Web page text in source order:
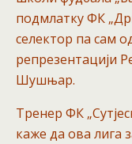
подмлатку ФК
селектор па сам
репрезентацији
Шушњар.
Тренер ФК
каже да ова лига